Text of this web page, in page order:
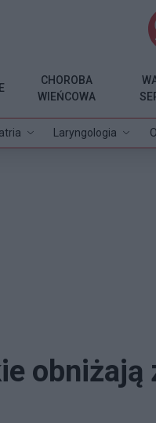
Laryngologia
CHOROBA
WIEŃCOWA
obniżają